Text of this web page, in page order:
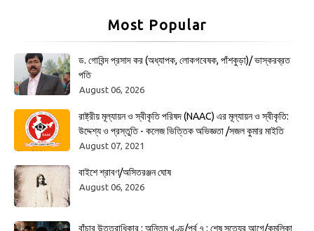
Most Popular
ড. গোবিন্দ প্রসাদ কর (অধ্যাপক, লোকগবেষক, পাঁশকুড়া)/ ভাস্করব্রত
পতি
August 06, 2026
রাষ্ট্রীয় মূল্যায়ন ও স্বীকৃতি পরিষদ (NAAC) এর মূল্যায়ন ও স্বীকৃতি:
উদ্দেশ্য ও প্রস্তুতি - কলেজ ভিত্তিক অভিজ্ঞতা /সজল কুমার মাইতি
August 07, 2021
বাইশে শ্রাবণ/অসিতরঞ্জন ঘোষ
August 06, 2026
বাঁচার উত্তরাধিকার : অন্তিম খণ্ড/পর্ব ৭ : শেষ সত্যের আগে/কমলিকা